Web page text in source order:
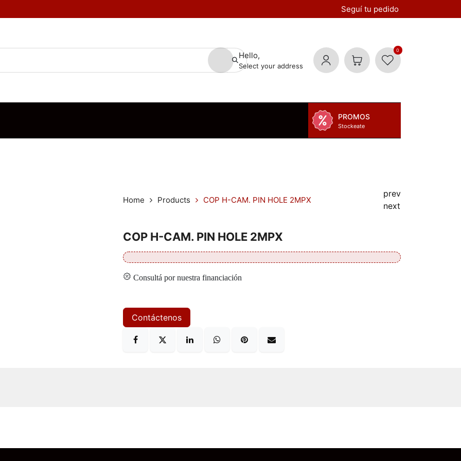
Seguí tu pedido
Hello,
Select your address
0
PROMOS
Stockeate
Home Products COP H-CAM. PIN HOLE 2MPX
prev
next
COP H-CAM. PIN HOLE 2MPX
Consultá por nuestra financiación
Contáctenos